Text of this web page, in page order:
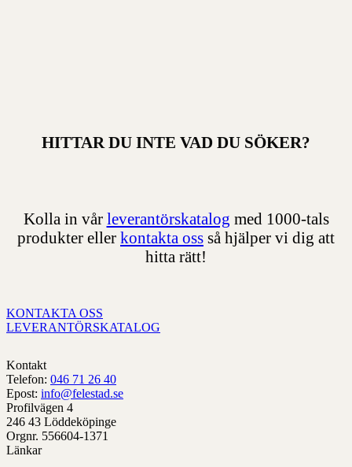
HITTAR DU INTE VAD DU SÖKER?
Kolla in vår leverantörskatalog med 1000-tals
produkter eller kontakta oss så hjälper vi dig att
hitta rätt!
KONTAKTA OSS
LEVERANTÖRSKATALOG
Kontakt
Telefon: 046 71 26 40
Epost: info@felestad.se
Profilvägen 4
246 43 Löddeköpinge
Orgnr. 556604-1371
Länkar